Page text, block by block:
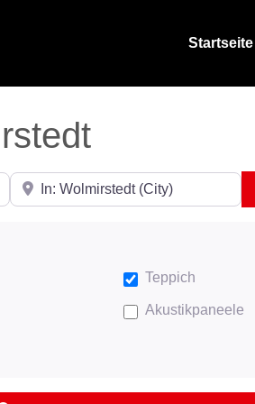
Startseite
PLZ eingeben
Teppich
Akustikpaneele